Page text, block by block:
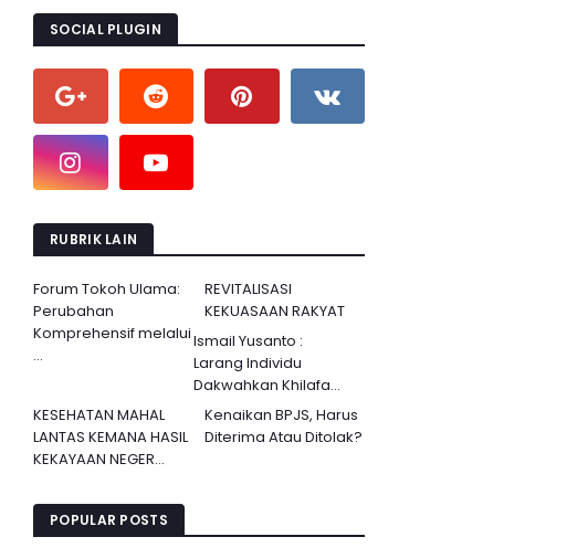
SOCIAL PLUGIN
RUBRIK LAIN
Forum Tokoh Ulama:
Perubahan
Komprehensif melalui
...
REVITALISASI
KEKUASAAN RAKYAT
Ismail Yusanto :
Larang Individu
Dakwahkan Khilafa...
Kenaikan BPJS, Harus
Diterima Atau Ditolak?
KESEHATAN MAHAL
LANTAS KEMANA HASIL
KEKAYAAN NEGER...
POPULAR POSTS